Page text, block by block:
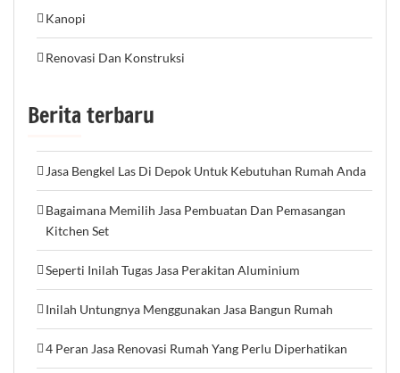
Kanopi
Renovasi Dan Konstruksi
Berita terbaru
Jasa Bengkel Las Di Depok Untuk Kebutuhan Rumah Anda
Bagaimana Memilih Jasa Pembuatan Dan Pemasangan
Kitchen Set
Seperti Inilah Tugas Jasa Perakitan Aluminium
Inilah Untungnya Menggunakan Jasa Bangun Rumah
4 Peran Jasa Renovasi Rumah Yang Perlu Diperhatikan